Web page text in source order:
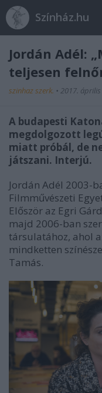
Színház.hu
Jordán Adél:
teljesen
szinhaz szerk. • 2017. április
A budapesti
megdolgozott
miatt próbál, de
játszani. Interjú.
Jordán Adél 2003-
Filmművészeti
Először az Egri
majd 2006-ban
társulatához, ahol
mindketten
Tamás.